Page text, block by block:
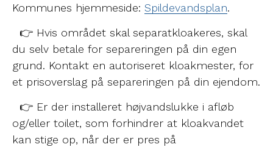
Kommunes hjemmeside: Spildevandsplan.
👉 Hvis området skal separatkloakeres, skal
du selv betale for separeringen på din egen
grund. Kontakt en autoriseret kloakmester, for
et prisoverslag på separeringen på din ejendom.
👉 Er der installeret højvandslukke i afløb
og/eller toilet, som forhindrer at kloakvandet
kan stige op, når der er pres på